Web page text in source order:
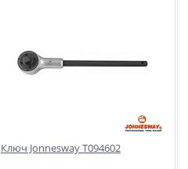
Ключ Jonnesway T094602